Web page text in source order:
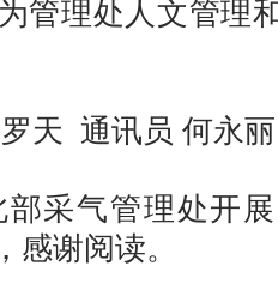
管理处人文管理
天 通讯员 何永丽
气管理处开展
感谢阅读。